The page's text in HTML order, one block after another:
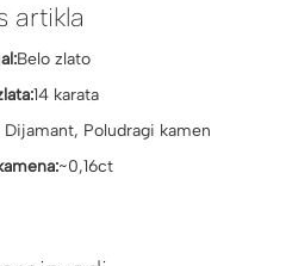
artikla
Belo zlato
14 karata
Poludragi kamen
~0,16ct